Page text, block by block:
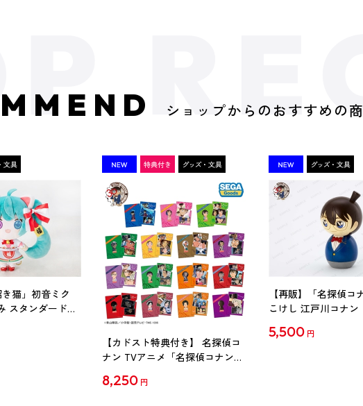
ショップからのおすすめの
猫」初音ミク
スタンダード
【カドスト特典付き】 名探偵コ
ナン TVアニメ「名探偵コナン」
【1BOX】
8,250 円
【再販】「名探偵コ
こけし 江戸川コナン
5,500 円